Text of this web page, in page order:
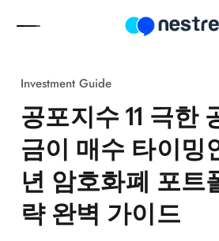
Investment Guide
공포지수 11 극한
금이 매수 타이밍
년 암호화폐 포트
략 완벽 가이드